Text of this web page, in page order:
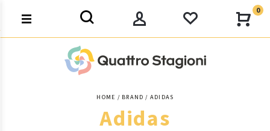
0
HOME BRAND ADIDAS
Adidas